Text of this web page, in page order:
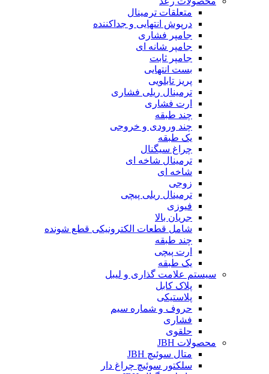
متعلقات ترمینال
درپوش انتهایی و جداکننده
جامپر فشاری
جامپر شانه ای
جامپر ثابت
بست انتهایی
پریز تابلویی
ترمینال ریلی فشاری
ارت فشاری
چند طبقه
چند ورودی و خروجی
یک طبقه
چراغ سیگنال
ترمینال شاخه ای
شاخه ای
زوجی
ترمینال ریلی پیچی
فیوزی
جریان بالا
شامل قطعات الکترونیکی قطع شونده
چند طبقه
ارت پیچی
یک طبقه
سیستم علامت گذاری و لیبل
پلاک کابل
پلاستیکی
حروف و شماره سیم
فشاری
حلقوی
محصولات JBH
متال سوئیچ JBH
سلکتور سوئیچ چراغ دار